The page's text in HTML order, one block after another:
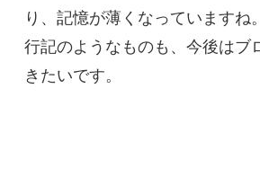
り、記憶が薄くなっていますね
行記のようなものも、今後はブ
きたいです。